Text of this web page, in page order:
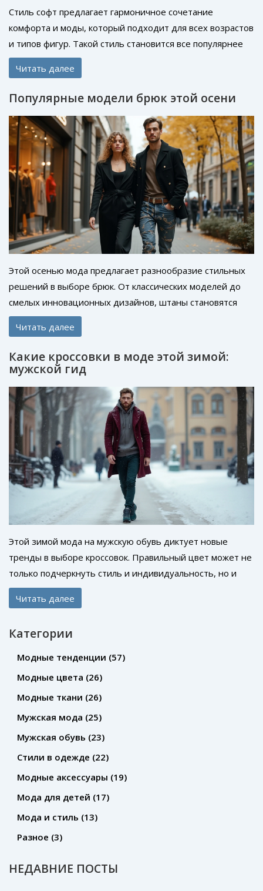
Стиль софт предлагает гармоничное сочетание
комфорта и моды, который подходит для всех возрастов
и типов фигур. Такой стиль становится все популярнее
благодаря своей универсальности и практичности,
объединяя в себе нежные материалы и пастельные
цвета. Важно в нем уделять внимание деталям и
аксессуарам, чтобы создать неповторимый образ. В
статье вы найдете полезные советы по выбору одежды
в этом стиле и примеры удачных сочетаний.
Читать далее
Популярные модели брюк этой осени
Этой осенью мода предлагает разнообразие стильных
решений в выборе брюк. От классических моделей до
смелых инновационных дизайнов, штаны становятся
ключевым элементом каждого гардероба. Узнайте о
самых популярных фасонах, которые завоевали сердца
модників, и как они могут дополнить ваш
индивидуальный стиль.
Читать далее
Какие кроссовки в моде этой зимой:
мужской гид
Этой зимой мода на мужскую обувь диктует новые
тренды в выборе кроссовок. Правильный цвет может не
только подчеркнуть стиль и индивидуальность, но и
добавить уверенности в зимний гардероб. Мы
рассмотрим основные цветовые тренды, которые
с повседневной одеждой. Узнайте, какие цвета
кроссовок помогут сделать ваш образ модным и
Читать далее
Категории
Модные тенденции (57)
Модные цвета (26)
Модные ткани (26)
Мужская мода (25)
Мужская обувь (23)
Стили в одежде (22)
Модные аксессуары (19)
Мода для детей (17)
Мода и стиль (13)
Разное (3)
НЕДАВНИЕ ПОСТЫ